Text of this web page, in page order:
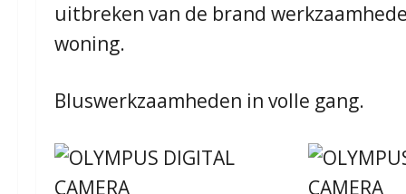
uitbreken van de brand
woning.
Bluswerkzaamheden in volle gang.